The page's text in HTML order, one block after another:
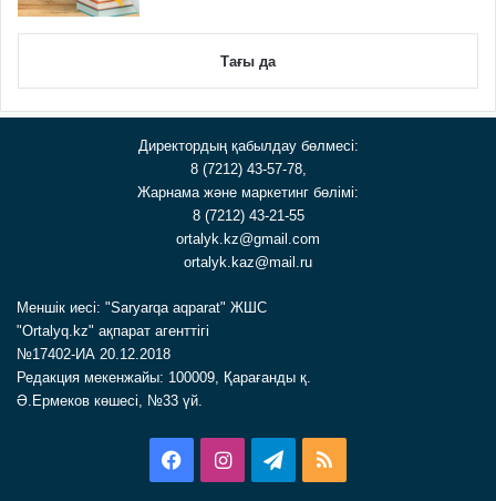
Тағы да
Директордың қабылдау бөлмесі:
8 (7212) 43-57-78,
Жарнама және маркетинг бөлімі:
8 (7212) 43-21-55
ortalyk.kz@gmail.com
ortalyk.kaz@mail.ru
Меншік иесі: "Saryarqa aqparat" ЖШС
"Ortalyq.kz" ақпарат агенттігі
№17402-ИА 20.12.2018
Редакция мекенжайы: 100009, Қарағанды қ.
Ә.Ермеков көшесі, №33 үй.
FacebookInstagramTelegram